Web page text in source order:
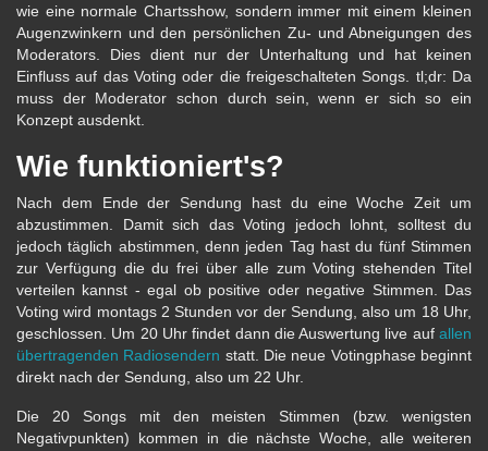
wie eine normale Chartsshow, sondern immer mit einem kleinen
Augenzwinkern und den persönlichen Zu- und Abneigungen des
Moderators. Dies dient nur der Unterhaltung und hat keinen
Einfluss auf das Voting oder die freigeschalteten Songs. tl;dr: Da
muss der Moderator schon durch sein, wenn er sich so ein
Konzept ausdenkt.
Wie funktioniert's?
Nach dem Ende der Sendung hast du eine Woche Zeit um
abzustimmen. Damit sich das Voting jedoch lohnt, solltest du
jedoch täglich abstimmen, denn jeden Tag hast du fünf Stimmen
zur Verfügung die du frei über alle zum Voting stehenden Titel
verteilen kannst - egal ob positive oder negative Stimmen. Das
Voting wird montags 2 Stunden vor der Sendung, also um 18 Uhr,
geschlossen. Um 20 Uhr findet dann die Auswertung live auf allen
übertragenden Radiosendern statt. Die neue Votingphase beginnt
direkt nach der Sendung, also um 22 Uhr.
Die 20 Songs mit den meisten Stimmen (bzw. wenigsten
Negativpunkten) kommen in die nächste Woche, alle weiteren